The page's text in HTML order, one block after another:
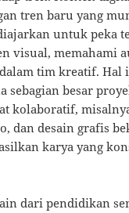
tren baru yang
untuk peka
visual, memahami
tim kreatif. Hal
sebagian besar
kolaboratif,
dan desain grafis
karya yang
dari pendidikan